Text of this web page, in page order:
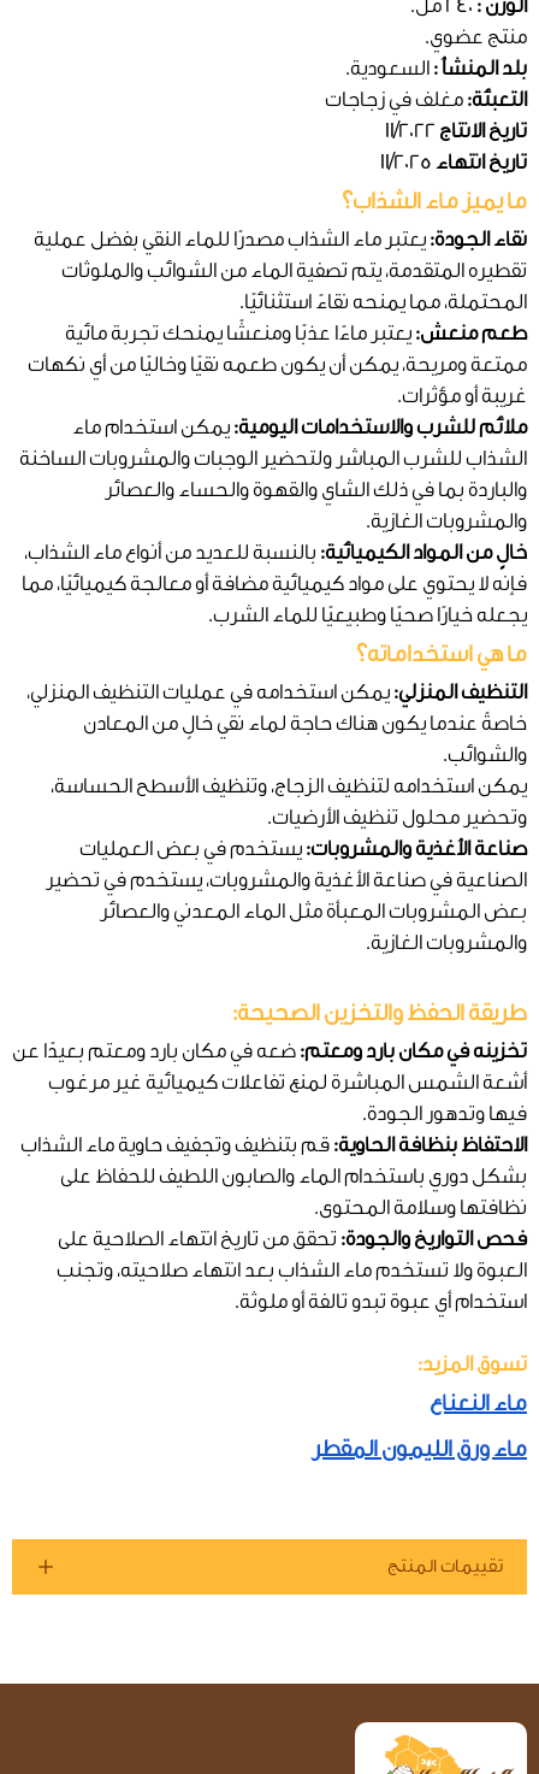
الوزن : 240 مل.
منتج عضوي.
بلد المنشأ : السعودية.
التعبئة: مغلف في زجاجات
تاريخ الانتاج
تاريخ انتهاء
ما يميز ماء الشذاب؟
نقاء الجودة: يعتبر ماء الشذاب مصدرًا للماء النقي بفضل عملية
تقطيره المتقدمة، يتم تصفية الماء من الشوائب والملوثات
المحتملة، مما يمنحه نقاءً استثنائيًا.
طعم منعش: يعتبر ماءًا عذبًا ومنعشًا يمنحك تجربة مائية
ممتعة ومريحة، يمكن أن يكون طعمه نقيًا وخاليًا من أي نكهات
غريبة أو مؤثرات.
ملائم للشرب والاستخدامات اليومية: يمكن استخدام ماء
الشذاب للشرب المباشر ولتحضير الوجبات والمشروبات الساخنة
والباردة بما في ذلك الشاي والقهوة والحساء والعصائر
والمشروبات الغازية.
خالٍ من المواد الكيميائية: بالنسبة للعديد من أنواع ماء الشذاب،
فإنه لا يحتوي على مواد كيميائية مضافة أو معالجة كيميائيًا، مما
يجعله خيارًا صحيًا وطبيعيًا للماء الشرب.
ما هي استخداماته؟
التنظيف المنزلي: يمكن استخدامه في عمليات التنظيف المنزلي،
خاصةً عندما يكون هناك حاجة لماء نقي خالٍ من المعادن
والشوائب.
يمكن استخدامه لتنظيف الزجاج، وتنظيف الأسطح الحساسة،
وتحضير محلول تنظيف الأرضيات.
صناعة الأغذية والمشروبات: يستخدم في بعض العمليات
الصناعية في صناعة الأغذية والمشروبات، يستخدم في تحضير
بعض المشروبات المعبأة مثل الماء المعدني والعصائر
والمشروبات الغازية.
طريقة الحفظ والتخزين الصحيحة:
تخزينه في مكان بارد ومعتم: ضعه في مكان بارد ومعتم بعيدًا عن
أشعة الشمس المباشرة لمنع تفاعلات كيميائية غير مرغوب
فيها وتدهور الجودة.
الاحتفاظ بنظافة الحاوية: قم بتنظيف وتجفيف حاوية ماء الشذاب
بشكل دوري باستخدام الماء والصابون اللطيف للحفاظ على
نظافتها وسلامة المحتوى.
فحص التواريخ والجودة: تحقق من تاريخ انتهاء الصلاحية على
العبوة ولا تستخدم ماء الشذاب بعد انتهاء صلاحيته، وتجنب
استخدام أي عبوة تبدو تالفة أو ملوثة.
تسوق المزيد:
ماء النعناع
ماء ورق الليمون المقطر
تقييمات المنتج